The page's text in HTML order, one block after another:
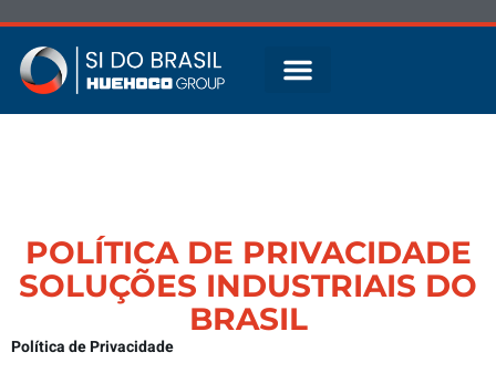
POLÍTICA DE PRIVACIDADE
SOLUÇÕES INDUSTRIAIS DO
BRASIL
Política de Privacidade